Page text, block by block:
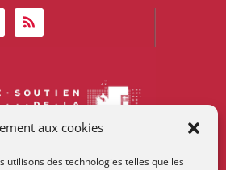
aux cookies
utilisons des technologies telles que les